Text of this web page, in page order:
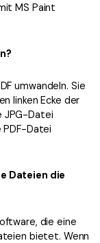
MS Paint
umwandeln. Sie
linken Ecke der
JPG-Datei
PDF-Datei
Dateien die
die eine
bietet. Wenn